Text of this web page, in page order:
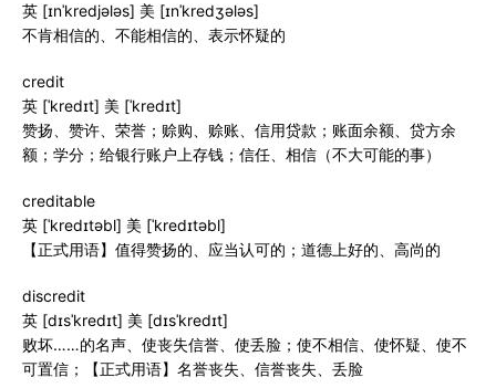
英 [ɪnˈkredjələs] 美 [ɪnˈkredʒələs]
不肯相信的、不能相信的、表示怀疑的
credit
英 [ˈkredɪt] 美 [ˈkredɪt]
赞扬、赞许、荣誉；赊购、赊账、信用贷款；账面余额、贷方余
额；学分；给银行账户上存钱；信任、相信（不大可能的事）
creditable
英 [ˈkredɪtəbl] 美 [ˈkredɪtəbl]
【正式用语】值得赞扬的、应当认可的；道德上好的、高尚的
discredit
英 [dɪsˈkredɪt] 美 [dɪsˈkredɪt]
败坏……的名声、使丧失信誉、使丢脸；使不相信、使怀疑、使不
可置信；【正式用语】名誉丧失、信誉丧失、丢脸